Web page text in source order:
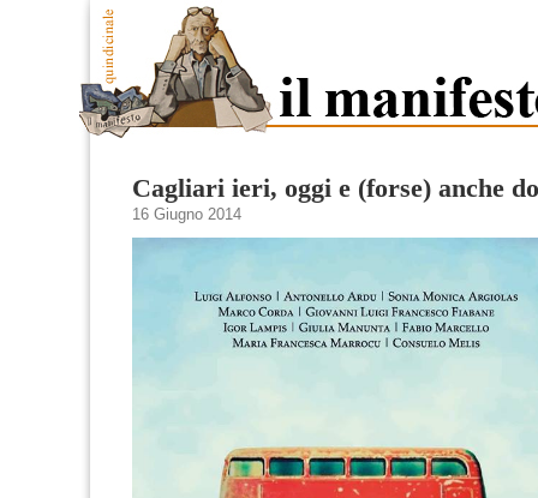
Cagliari ieri, oggi e (forse) anche
16 Giugno 2014